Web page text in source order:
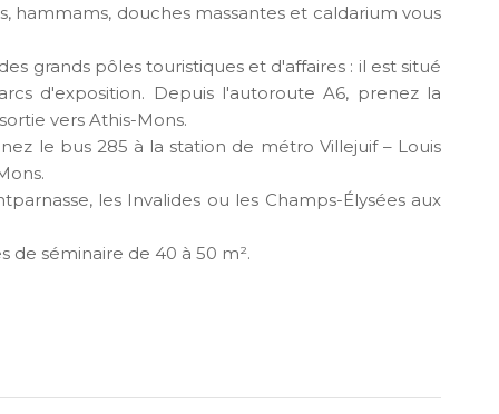
hammams, douches massantes et caldarium vous
grands pôles touristiques et d'affaires : il est situé
d'exposition. Depuis l'autoroute A6, prenez la
vers Athis-Mons.
le bus 285 à la station de métro Villejuif – Louis
les Invalides ou les Champs-Élysées aux
de séminaire de 40 à 50 m².